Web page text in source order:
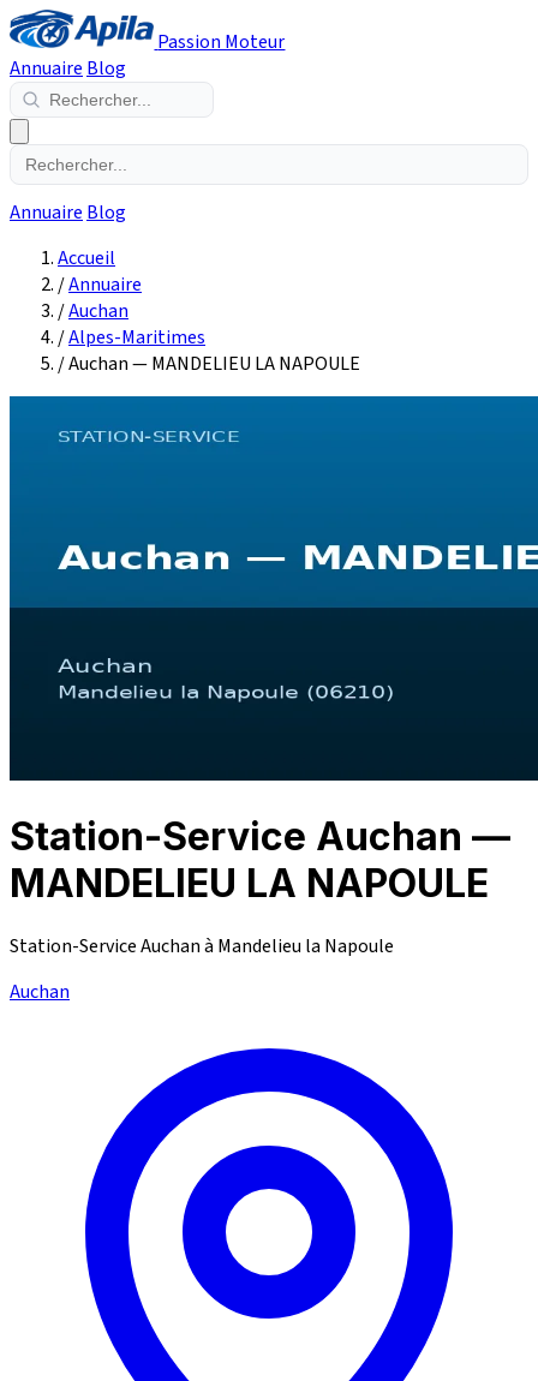
Passion Moteur
Annuaire Blog
Annuaire Blog
Accueil
/Annuaire
/Auchan
/Alpes-Maritimes
/Auchan — MANDELIEU LA NAPOULE
Station-Service Auchan —
MANDELIEU LA NAPOULE
Station-Service Auchan à Mandelieu la Napoule
Auchan